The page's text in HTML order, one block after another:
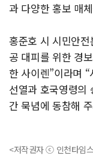
과 다양한 홍보 매
홍준호 시 시민안
공 대피를 위한 경
한 사이렌”이라며
선열과 호국영령의
간 묵념에 동참해
<저작권자 ⓒ 인천타임